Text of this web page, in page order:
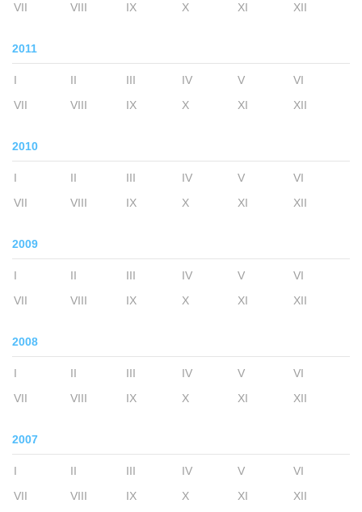
VII
VIII IX X XI XII
2011
I II III IV V
VI
VII
VIII IX X XI XII
2010
I II III IV V
VI
VII
VIII IX X XI XII
2009
I II III IV V
VI
VII
VIII IX X XI XII
2008
I II III IV V
VI
VII
VIII IX X XI XII
2007
I II III IV V
VI
VII
VIII IX X XI XII